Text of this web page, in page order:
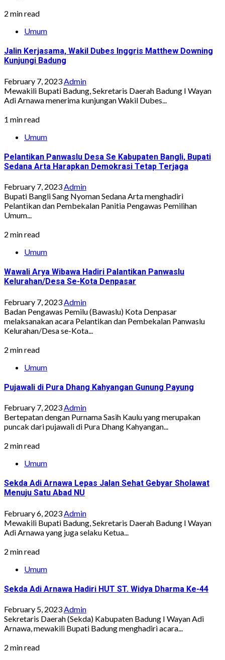
2 min read
Umum
Jalin Kerjasama, Wakil Dubes Inggris Matthew Downing
Kunjungi Badung
February 7, 2023 Admin
Mewakili Bupati Badung, Sekretaris Daerah Badung I Wayan
Adi Arnawa menerima kunjungan Wakil Dubes...
1 min read
Umum
Pelantikan Panwaslu Desa Se Kabupaten Bangli, Bupati
Sedana Arta Harapkan Demokrasi Tetap Terjaga
February 7, 2023Admin
Bupati Bangli Sang Nyoman Sedana Arta menghadiri
Pelantikan dan Pembekalan Panitia Pengawas Pemilihan
Umum...
2 min read
Umum
Wawali Arya Wibawa Hadiri Palantikan Panwaslu
Kelurahan/Desa Se-Kota Denpasar
February 7, 2023 Admin
Badan Pengawas Pemilu (Bawaslu) Kota Denpasar
melaksanakan acara Pelantikan dan Pembekalan Panwaslu
Kelurahan/Desa se-Kota...
2 min read
Umum
Pujawali di Pura Dhang Kahyangan Gunung Payung
February 7, 2023Admin
Bertepatan dengan Purnama Sasih Kaulu yang merupakan
puncak dari pujawali di Pura Dhang Kahyangan...
2 min read
Umum
Sekda Adi Arnawa Lepas Jalan Sehat Gebyar Sholawat
Menuju Satu Abad NU
February 6, 2023 Admin
Mewakili Bupati Badung, Sekretaris Daerah Badung I Wayan
Adi Arnawa yang juga selaku Ketua...
2 min read
Umum
Sekda Adi Arnawa Hadiri HUT ST. Widya Dharma Ke-44
February 5, 2023Admin
Sekretaris Daerah (Sekda) Kabupaten Badung I Wayan Adi
Arnawa, mewakili Bupati Badung menghadiri acara...
2 min read